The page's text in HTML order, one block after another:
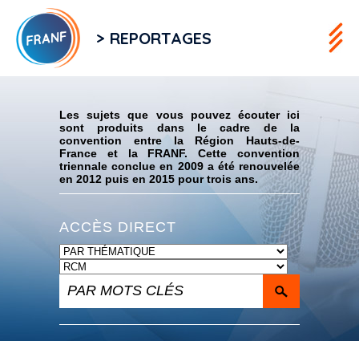
> REPORTAGES
Les sujets que vous pouvez écouter ici
sont produits dans le cadre de la
convention entre la Région Hauts-de-
France et la FRANF. Cette convention
triennale conclue en 2009 a été renouvelée
en 2012 puis en 2015 pour trois ans.
ACCÈS DIRECT